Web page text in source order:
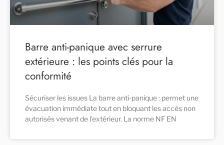
Barre anti-panique avec serrure
extérieure : les points clés pour la
conformité
Sécuriser les issues La barre anti-panique : permet une
évacuation immédiate tout en bloquant les accès non
autorisés venant de l’extérieur. La norme NF EN